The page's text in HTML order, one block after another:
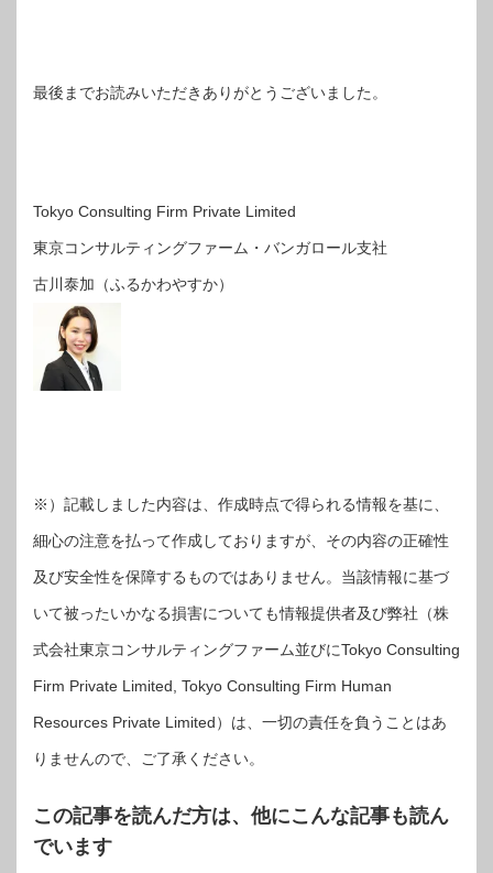
最後までお読みいただきありがとうございました。
Tokyo Consulting Firm Private Limited
東京コンサルティングファーム・バンガロール支社
古川泰加（ふるかわやすか）
※）記載しました内容は、作成時点で得られる情報を基に、
細心の注意を払って作成しておりますが、その内容の正確性
及び安全性を保障するものではありません。当該情報に基づ
いて被ったいかなる損害についても情報提供者及び弊社（株
式会社東京コンサルティングファーム並びにTokyo Consulting
Firm Private Limited, Tokyo Consulting Firm Human
Resources Private Limited）は、一切の責任を負うことはあ
りませんので、ご了承ください。
この記事を読んだ方は、他にこんな記事も読ん
でいます